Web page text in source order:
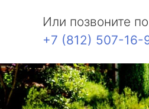
Или позвоните
+7 (812) 507-16-